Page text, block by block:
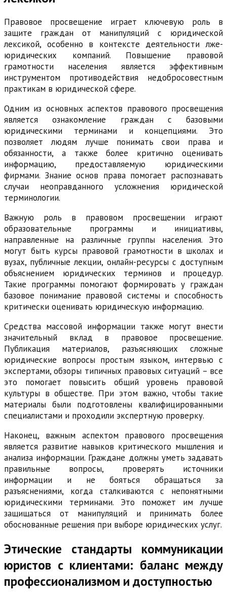
Правовое просвещение играет ключевую роль в
защите граждан от манипуляций с юридической
лексикой, особенно в контексте деятельности лже-
юридических компаний. Повышение правовой
грамотности населения является эффективным
инструментом противодействия недобросовестным
практикам в юридической сфере.
Одним из основных аспектов правового просвещения
является ознакомление граждан с базовыми
юридическими терминами и концепциями. Это
позволяет людям лучше понимать свои права и
обязанности, а также более критично оценивать
информацию, предоставляемую юридическими
фирмами. Знание основ права помогает распознавать
случаи неоправданного усложнения юридической
терминологии.
Важную роль в правовом просвещении играют
образовательные программы и инициативы,
направленные на различные группы населения. Это
могут быть курсы правовой грамотности в школах и
вузах, публичные лекции, онлайн-ресурсы с доступным
объяснением юридических терминов и процедур.
Такие программы помогают формировать у граждан
базовое понимание правовой системы и способность
критически оценивать юридическую информацию.
Средства массовой информации также могут внести
значительный вклад в правовое просвещение.
Публикация материалов, разъясняющих сложные
юридические вопросы простым языком, интервью с
экспертами, обзоры типичных правовых ситуаций – все
это помогает повысить общий уровень правовой
культуры в обществе. При этом важно, чтобы такие
материалы были подготовлены квалифицированными
специалистами и проходили экспертную проверку.
Наконец, важным аспектом правового просвещения
является развитие навыков критического мышления и
анализа информации. Граждане должны уметь задавать
правильные вопросы, проверять источники
информации и не бояться обращаться за
разъяснениями, когда сталкиваются с непонятными
юридическими терминами. Это поможет им лучше
защищаться от манипуляций и принимать более
обоснованные решения при выборе юридических услуг.
Этические стандарты коммуникации
юристов с клиентами: баланс между
профессионализмом и доступностью